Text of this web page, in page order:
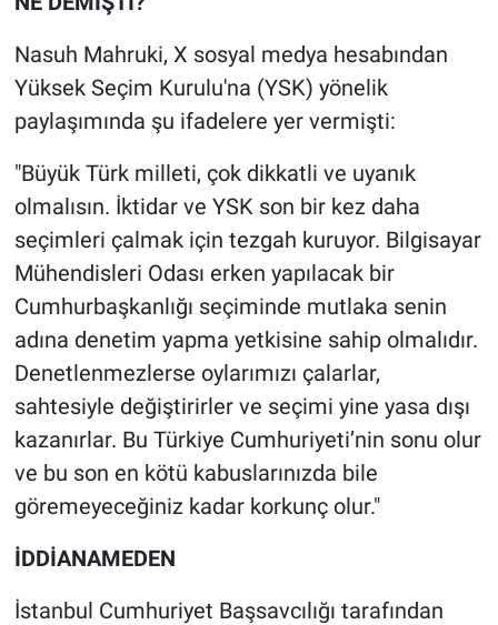
Nasuh Mahruki, X sosyal medya hesabından
Yüksek Seçim Kurulu'na (YSK) yönelik
paylaşımında şu ifadelere yer vermişti:
"Büyük Türk milleti, çok dikkatli ve uyanık
olmalısın. İktidar ve YSK son bir kez daha
seçimleri çalmak için tezgah kuruyor. Bilgisayar
Mühendisleri Odası erken yapılacak bir
Cumhurbaşkanlığı seçiminde mutlaka senin
adına denetim yapma yetkisine sahip olmalıdır.
Denetlenmezlerse oylarımızı çalarlar,
sahtesiyle değiştirirler ve seçimi yine yasa dışı
kazanırlar. Bu Türkiye Cumhuriyeti’nin sonu olur
ve bu son en kötü kabuslarınızda bile
göremeyeceğiniz kadar korkunç olur."
İDDİANAMEDEN
İstanbul Cumhuriyet Başsavcılığı tarafından